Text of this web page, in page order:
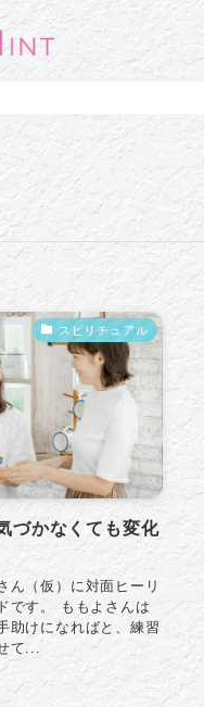
スピリチュアル
づかなくても変化
ん（仮）に対面ヒーリ
です。 ももよさんは
助けになればと、練習
て...